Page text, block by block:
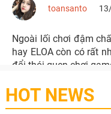
toansanto
Ngoài lối chơi đậm
hay ELOA còn có rất
đổi thói quen chơi
HOT NEWS